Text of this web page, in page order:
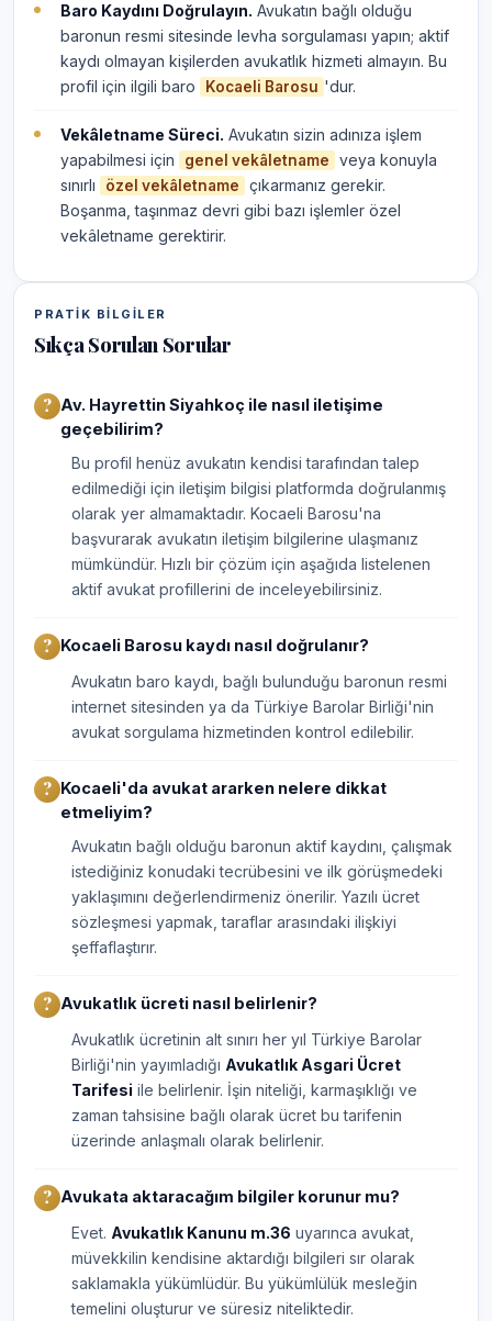
Baro Kaydını Doğrulayın. Avukatın bağlı olduğu
baronun resmi sitesinde levha sorgulaması yapın; aktif
kaydı olmayan kişilerden avukatlık hizmeti almayın. Bu
profil için ilgili baro
Kocaeli Barosu 'dur.
Vekâletname Süreci. Avukatın sizin adınıza işlem
yapabilmesi için
genel vekâletname
veya konuyla
sınırlı
özel vekâletname
çıkarmanız gerekir.
Boşanma, taşınmaz devri gibi bazı işlemler özel
vekâletname gerektirir.
PRATIK BILGILER
Sıkça Sorulan Sorular
Av. Hayrettin Siyahkoç ile nasıl iletişime
geçebilirim?
Bu profil henüz avukatın kendisi tarafından talep
edilmediği için iletişim bilgisi platformda doğrulanmış
olarak yer almamaktadır. Kocaeli Barosu'na
başvurarak avukatın iletişim bilgilerine ulaşmanız
mümkündür. Hızlı bir çözüm için aşağıda listelenen
aktif avukat profillerini de inceleyebilirsiniz.
Kocaeli Barosu kaydı nasıl doğrulanır?
Avukatın baro kaydı, bağlı bulunduğu baronun resmi
internet sitesinden ya da Türkiye Barolar Birliği'nin
avukat sorgulama hizmetinden kontrol edilebilir.
Kocaeli'da avukat ararken nelere dikkat
etmeliyim?
Avukatın bağlı olduğu baronun aktif kaydını, çalışmak
istediğiniz konudaki tecrübesini ve ilk görüşmedeki
yaklaşımını değerlendirmeniz önerilir. Yazılı ücret
sözleşmesi yapmak, taraflar arasındaki ilişkiyi
şeffaflaştırır.
Avukatlık ücreti nasıl belirlenir?
Avukatlık ücretinin alt sınırı her yıl Türkiye Barolar
Birliği'nin yayımladığı Avukatlık Asgari Ücret
Tarifesi ile belirlenir. İşin niteliği, karmaşıklığı ve
zaman tahsisine bağlı olarak ücret bu tarifenin
üzerinde anlaşmalı olarak belirlenir.
Avukata aktaracağım bilgiler korunur mu?
Evet. Avukatlık Kanunu m.36 uyarınca avukat,
müvekkilin kendisine aktardığı bilgileri sır olarak
saklamakla yükümlüdür. Bu yükümlülük mesleğin
temelini oluşturur ve süresiz niteliktedir.